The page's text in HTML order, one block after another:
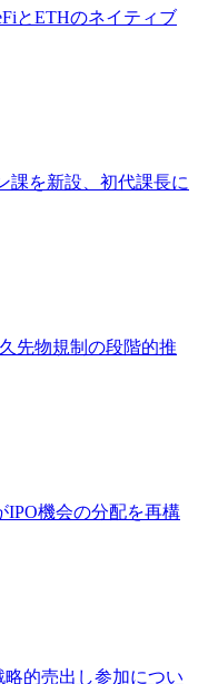
とETHのネイティブ
課を新設、初代課長に
先物規制の段階的推
IPO機会の分配を再構
略的売出し参加につい